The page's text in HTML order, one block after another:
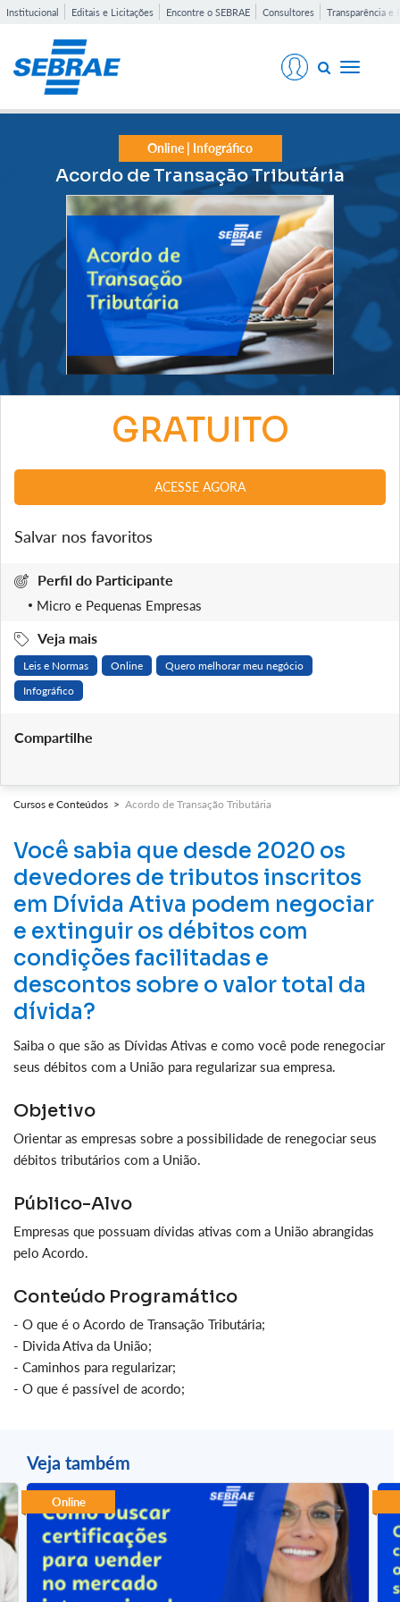
Institucional Editais e Licitações Encontre o SEBRAE Consultores Transparência e
Toggle
Online | Infográfico
Acordo de Transação Tributária
Cursos e Conteúdos > Acordo de Transação Tributária
Você sabia que desde 2020 os
devedores de tributos inscritos
em Dívida Ativa podem negociar
e extinguir os débitos com
condições facilitadas e
descontos sobre o valor total da
dívida?
Saiba o que são as Dívidas Ativas e como você pode renegociar
seus débitos com a União para regularizar sua empresa.
Objetivo
Orientar as empresas sobre a possibilidade de renegociar seus
débitos tributários com a União.
Público-Alvo
Empresas que possuam dívidas ativas com a União abrangidas
pelo Acordo.
Conteúdo Programático
- O que é o Acordo de Transação Tributária;
- Divida Ativa da União;
- Caminhos para regularizar;
- O que é passível de acordo;
Veja também
Online
GRATUITO
ACESSE AGORA
Salvar nos favoritos
Perfil do Participante
Micro e Pequenas Empresas
Veja mais
Leis e Normas Online
Quero melhorar meu negócio
Infográfico
Compartilhe